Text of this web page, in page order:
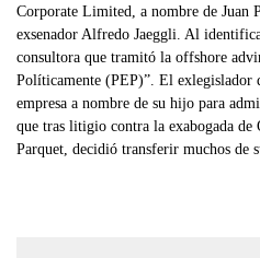
Corporate Limited, a nombre de Juan
exsenador Alfredo Jaeggli. Al
consultora que tramitó la offshore
Políticamente (PEP)”. El exlegislador
empresa a nombre de su hijo para
que tras litigio contra la exabogada de
Parquet, decidió transferir muchos de